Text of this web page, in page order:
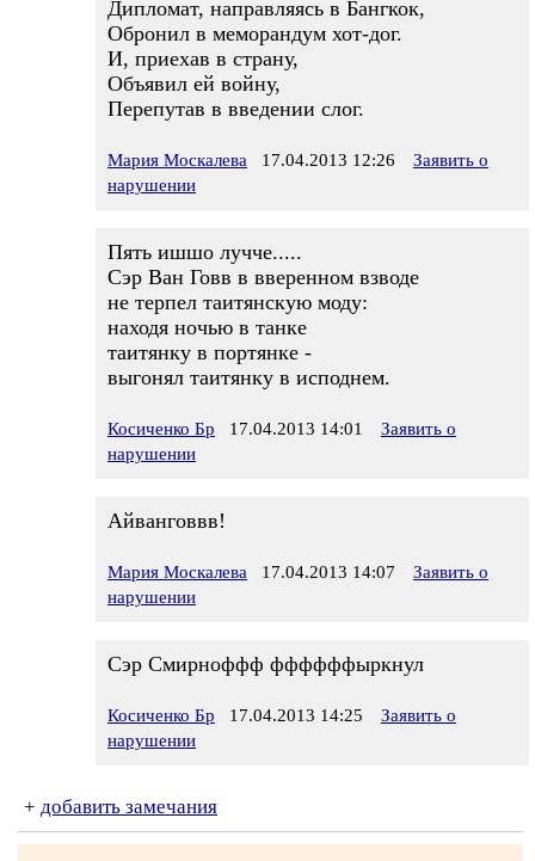
Дипломат, направляясь в Бангкок,
Обронил в меморандум хот-дог.
И, приехав в страну,
Объявил ей войну,
Перепутав в введении слог.
Мария Москалева 17.04.2013 12:26
Заявить о
нарушении
Пять ишшо лучче.....
Сэр Ван Говв в вверенном взводе
не терпел таитянскую моду:
находя ночью в танке
таитянку в портянке -
выгонял таитянку в исподнем.
Косиченко Бр 17.04.2013 14:01
Заявить о
нарушении
Айванговвв!
Мария Москалева 17.04.2013 14:07
Заявить о
нарушении
Сэр Смирноффф ффффффыркнул
Косиченко Бр 17.04.2013 14:25
Заявить о
нарушении
+ добавить замечания